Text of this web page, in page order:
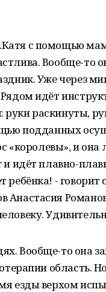
с помощью
Вообще-то
Уже через
идёт
раскинуты,
подданных
«королевы», и она
идёт плавно-
- говорит
Анастасия
Вообще-то она
область.
езды верхом